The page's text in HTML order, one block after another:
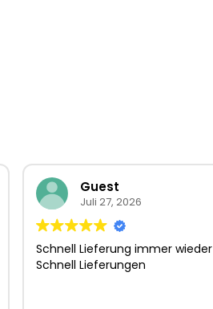
Guest
Juli 27, 2026
Schnell Lieferung immer wieder
Schnell Lieferungen